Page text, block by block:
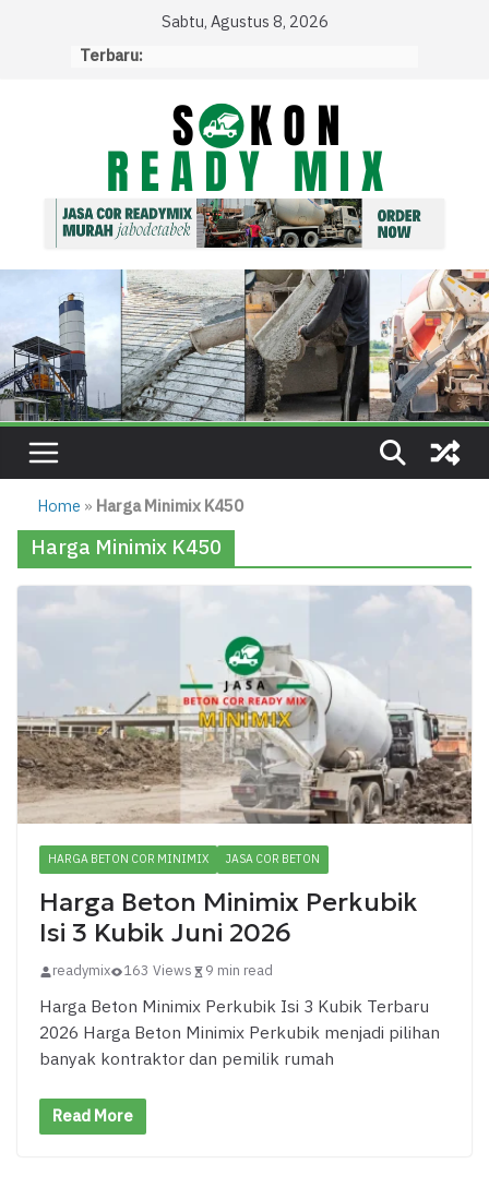
Sabtu, Agustus 8, 2026
Terbaru:
Home » Harga Minimix K450
Harga Minimix K450
HARGA BETON COR MINIMIX JASA COR BETON
Harga Beton Minimix Perkubik
Isi 3 Kubik Juni 2026
readymix 163 Views 9 min read
Harga Beton Minimix Perkubik Isi 3 Kubik Terbaru
2026 Harga Beton Minimix Perkubik menjadi pilihan
banyak kontraktor dan pemilik rumah
Read More